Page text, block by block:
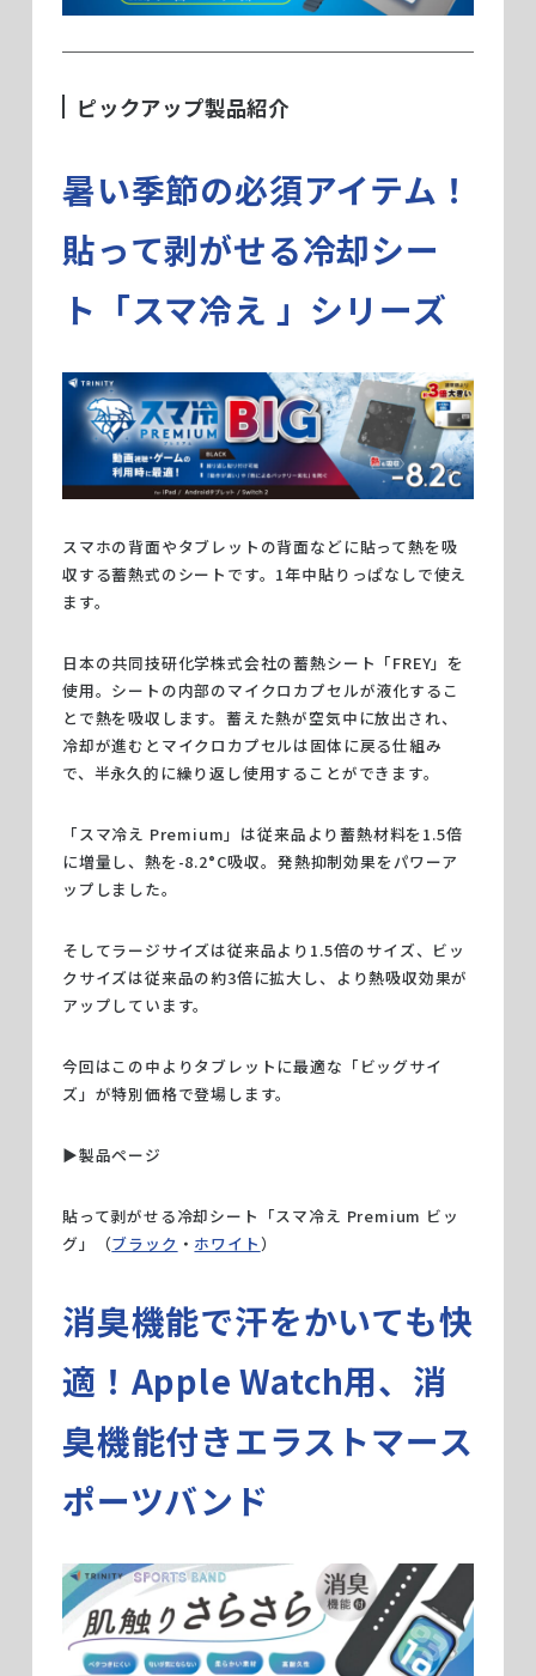
ピックアップ製品紹介
暑い季節の必須アイテム！
貼って剥がせる冷却シー
ト「スマ冷え 」シリーズ
スマホの背面やタブレットの背面などに貼って熱を吸
収する蓄熱式のシートです。1年中貼りっぱなしで使え
ます。
日本の共同技研化学株式会社の蓄熱シート「FREY」を
使用。シートの内部のマイクロカプセルが液化するこ
とで熱を吸収します。蓄えた熱が空気中に放出され、
冷却が進むとマイクロカプセルは固体に戻る仕組み
で、半永久的に繰り返し使用することができます。
「スマ冷え Premium」は従来品より蓄熱材料を1.5倍
に増量し、熱を-8.2°C吸収。発熱抑制効果をパワーア
ップしました。
そしてラージサイズは従来品より1.5倍のサイズ、ビッ
クサイズは従来品の約3倍に拡大し、より熱吸収効果が
アップしています。
今回はこの中よりタブレットに最適な「ビッグサイ
ズ」が特別価格で登場します。
▶︎製品ページ
貼って剥がせる冷却シート「スマ冷え Premium ビッ
グ」（ブラック ・ ホワイト）
消臭機能で汗をかいても快
適！Apple Watch用、消
臭機能付きエラストマース
ポーツバンド